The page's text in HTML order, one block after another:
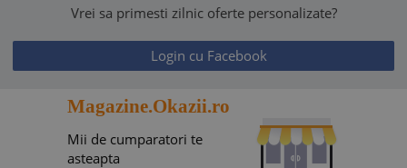
Vrei sa primesti zilnic oferte personalizate?
Login cu Facebook
Magazine.Okazii.ro
Mii de cumparatori te
asteapta